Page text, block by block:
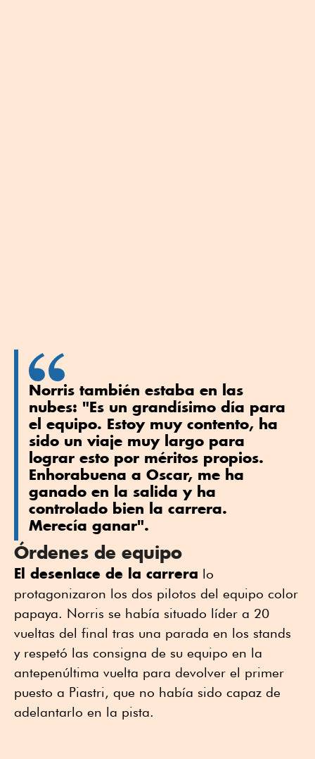
Norris también estaba en las
nubes: "Es un grandísimo día para
el equipo. Estoy muy contento, ha
sido un viaje muy largo para
lograr esto por méritos propios.
Enhorabuena a Oscar, me ha
ganado en la salida y ha
controlado bien la carrera.
Merecía ganar".
Órdenes de equipo
El desenlace de la carrera lo
protagonizaron los dos pilotos del equipo color
papaya. Norris se había situado líder a 20
vueltas del final tras una parada en los stands
y respetó las consigna de su equipo en la
antepenúltima vuelta para devolver el primer
puesto a Piastri, que no había sido capaz de
adelantarlo en la pista.